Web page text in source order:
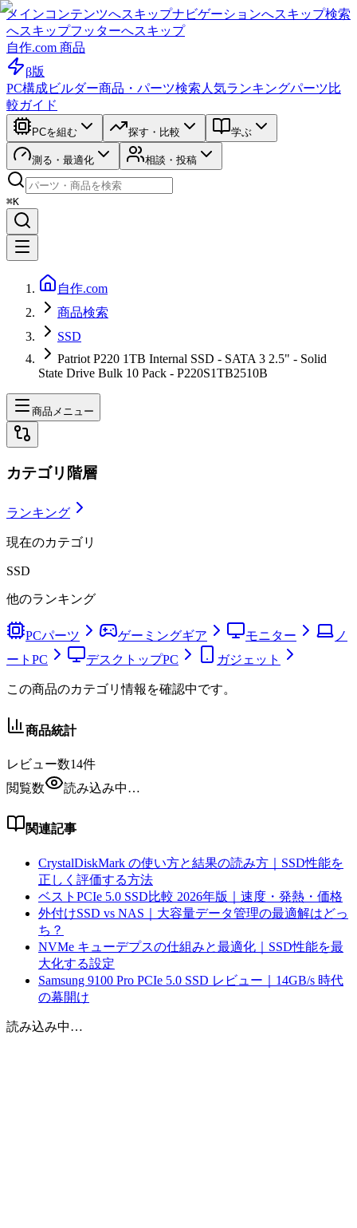
メインコンテンツへスキップナビゲーションへスキップ検索
へスキップフッターへスキップ
自作.com 商品
β版
PC構成ビルダー商品・パーツ検索 人気ランキングパーツ比
較ガイド
PCを組む 探す・比較 学ぶ
測る・最適化 相談・投稿
⌘K
自作.com
商品検索
SSD
Patriot P220 1TB Internal SSD - SATA 3 2.5" - Solid
State Drive Bulk 10 Pack - P220S1TB2510B
商品メニュー
カテゴリ階層
ランキング
現在のカテゴリ
SSD
他のランキング
PCパーツ ゲーミングギア モニター
ノ
ートPC
デスクトップPC ガジェット
この商品のカテゴリ情報を確認中です。
商品統計
レビュー数14件
閲覧数
読み込み中…
関連記事
CrystalDiskMark の使い方と結果の読み方｜SSD性能を
正しく評価する方法
ベストPCIe 5.0 SSD比較 2026年版｜速度・発熱・価格
外付けSSD vs NAS｜大容量データ管理の最適解はどっ
ち？
NVMe キューデプスの仕組みと最適化｜SSD性能を最
大化する設定
Samsung 9100 Pro PCIe 5.0 SSD レビュー｜14GB/s 時代
の幕開け
読み込み中…